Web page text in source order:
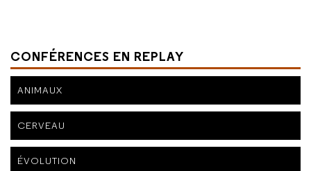
CONFÉRENCES EN REPLAY
ANIMAUX
CERVEAU
ÉVOLUTION